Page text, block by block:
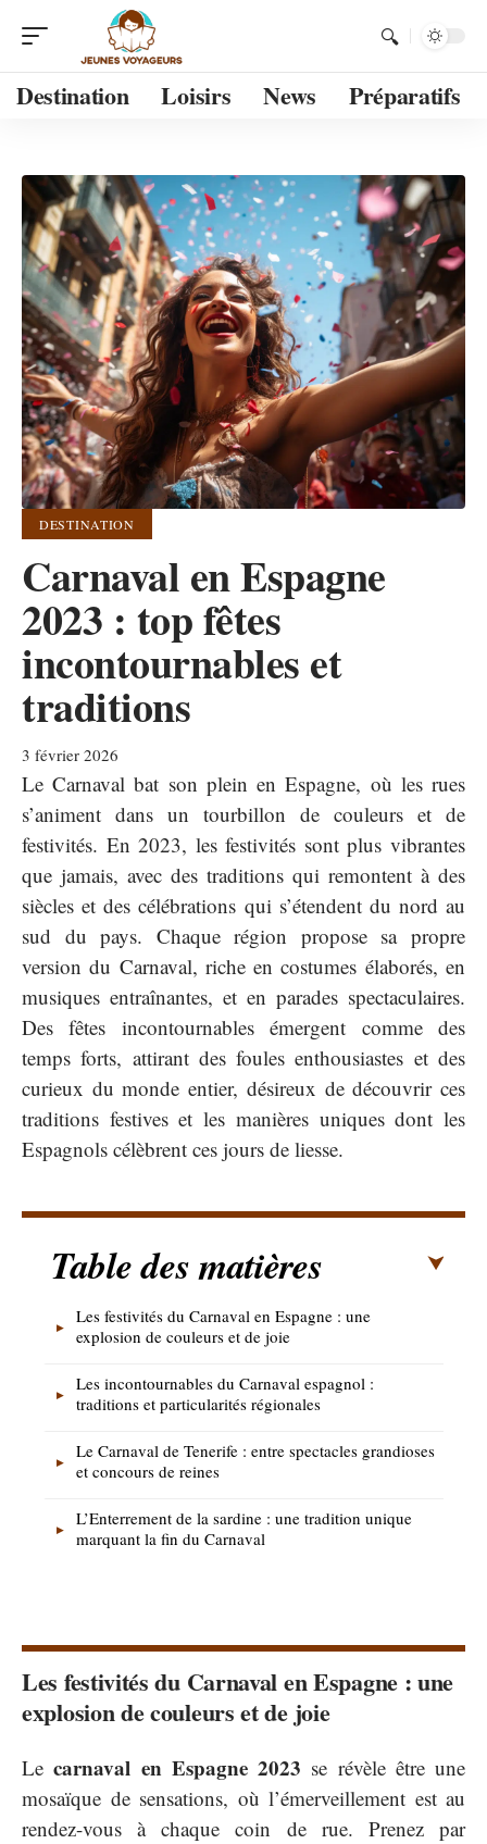
Destination Loisirs News Préparatifs
DESTINATION
Carnaval en Espagne
2023 : top fêtes
incontournables et
traditions
3 février 2026
Le Carnaval bat son plein en Espagne, où les rues
s’animent dans un tourbillon de couleurs et de
festivités. En 2023, les festivités sont plus vibrantes
que jamais, avec des traditions qui remontent à des
siècles et des célébrations qui s’étendent du nord au
sud du pays. Chaque région propose sa propre
version du Carnaval, riche en costumes élaborés, en
musiques entraînantes, et en parades spectaculaires.
Des fêtes incontournables émergent comme des
temps forts, attirant des foules enthousiastes et des
curieux du monde entier, désireux de découvrir ces
traditions festives et les manières uniques dont les
Espagnols célèbrent ces jours de liesse.
Table des matières
Les festivités du Carnaval en Espagne : une
explosion de couleurs et de joie
Les incontournables du Carnaval espagnol :
traditions et particularités régionales
Le Carnaval de Tenerife : entre spectacles grandioses
et concours de reines
L’Enterrement de la sardine : une tradition unique
marquant la fin du Carnaval
Les festivités du Carnaval en Espagne : une
explosion de couleurs et de joie
Lecarnaval en Espagne 2023 se révèle être une
mosaïque de sensations, où l’émerveillement est au
rendez-vous à chaque coin de rue. Prenez par